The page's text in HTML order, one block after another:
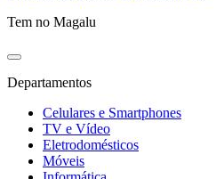
Tem no Magalu
Departamentos
Celulares e Smartphones
TV e Vídeo
Eletrodomésticos
Móveis